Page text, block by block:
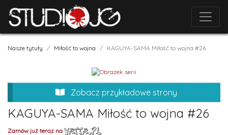
Nasze tytuły Miłość to wojna KAGUYA-SAMA Miłość to wojna #26
Zobacz przykładowe strony
KAGUYA-SAMA Miłość to wojna #26
Zamów już teraz na